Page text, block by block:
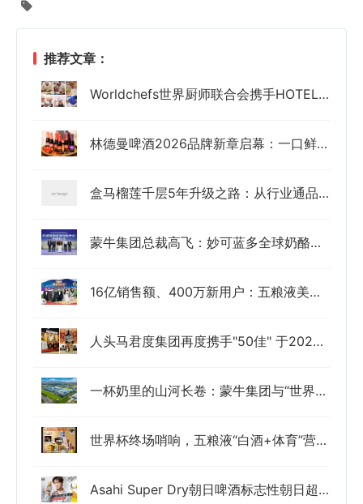
推荐文章：
Worldchefs世界厨师联合会携手HOTELEX上海展首次落地全球厨师挑战赛
林德曼啤酒2026品牌新章启幕：一口鲜果，自然自在
盒马榴莲千层5年升级之路：从行业通品到品牌英雄单品
蒙牛集团总裁高飞：妙可蓝多全球奶酪研发创新中心要“啃下核心技术的硬骨头”
16亿销售额、400万新用户：五粮液美加墨世界杯的营销路径
人头马君度集团再度携手"50佳" 于2026年亚洲50佳酒吧颁奖典礼续写荣耀篇章
一杯奶里的山河长卷：蒙牛集团与“世界乳都”共生共荣
世界杯终场哨响，五粮液“白酒+体育”营销带给行业什么启示？
Asahi Super Dry朝日啤酒标志性朝日超爽生啤罐登陆中国大陆 携手全能艺人HENRY LAU 刘宪华开启新品首发